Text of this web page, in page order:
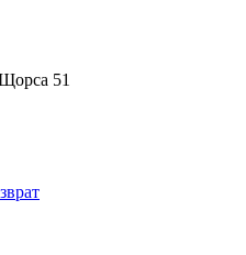
51